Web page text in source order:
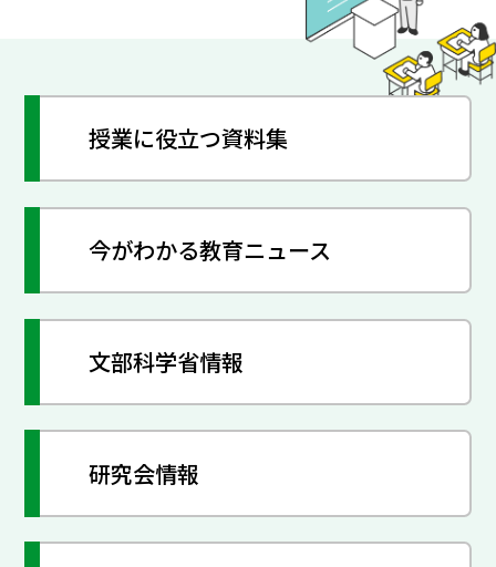
授業に役立つ資料集
今がわかる教育ニュース
文部科学省情報
研究会情報